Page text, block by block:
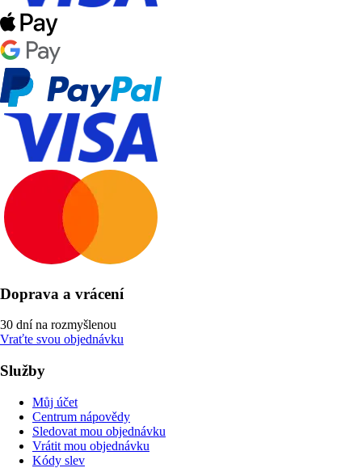
Doprava a vrácení
30 dní na rozmyšlenou
Vraťte svou objednávku
Služby
Můj účet
Centrum nápovědy
Sledovat mou objednávku
Vrátit mou objednávku
Kódy slev